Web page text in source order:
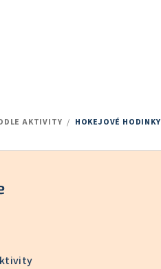
AKTIVITY / HOKEJOVÉ HODINKY